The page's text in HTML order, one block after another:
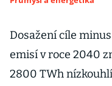
Dosažení cíle
emisí v roce 2040
2800 TWh